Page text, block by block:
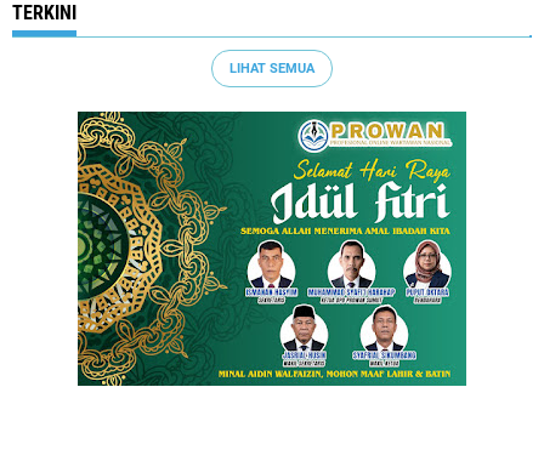
TERKINI
LIHAT SEMUA